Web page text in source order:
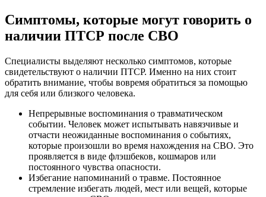
Симптомы, которые могут говорить о
наличии ПТСР после СВО
Специалисты выделяют несколько симптомов, которые
свидетельствуют о наличии ПТСР. Именно на них стоит
обратить внимание, чтобы вовремя обратиться за помощью
для себя или близкого человека.
Непрерывные воспоминания о травматическом
событии. Человек может испытывать навязчивые и
отчасти неожиданные воспоминания о событиях,
которые произошли во время нахождения на СВО. Это
проявляется в виде флэшбеков, кошмаров или
постоянного чувства опасности.
Избегание напоминаний о травме. Постоянное
стремление избегать людей, мест или вещей, которые